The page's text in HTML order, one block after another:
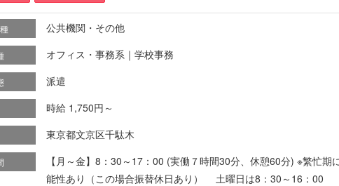
公共機関・その他
オフィス・事務系｜学校事務
派遣
時給 1,750円～
東京都文京区千駄木
【月～金】8：30～17：00 (実働７時間30分、休憩60分) ※繁忙期
能性あり（この場合振替休日あり） 土曜日は8：30～16：00